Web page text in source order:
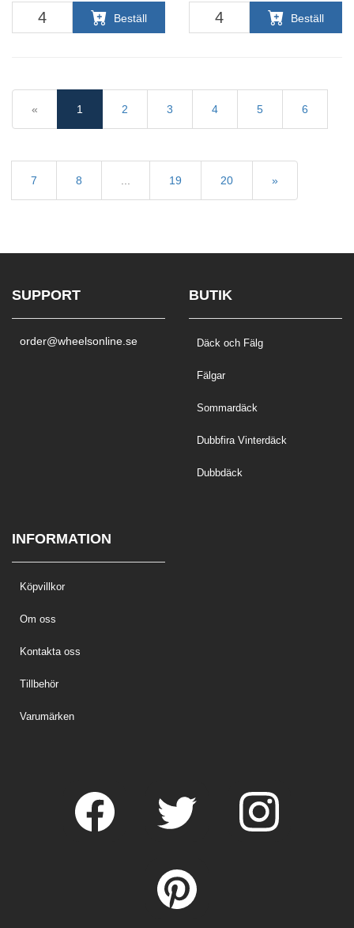
Beställ Beställ
« 1 2 3 4 5 6
7 8 ... 19 20 »
SUPPORT
order@wheelsonline.se
BUTIK
Däck och Fälg
Fälgar
Sommardäck
Dubbfira Vinterdäck
Dubbdäck
INFORMATION
Köpvillkor
Om oss
Kontakta oss
Tillbehör
Varumärken